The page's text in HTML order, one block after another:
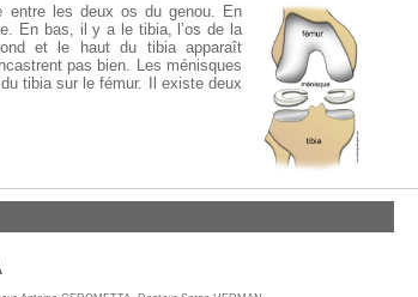
entre les deux os du genou. En
En bas, il y a le tibia, l’os de la
et le haut du tibia apparaît
pas bien. Les ménisques
tibia sur le fémur. Il existe deux